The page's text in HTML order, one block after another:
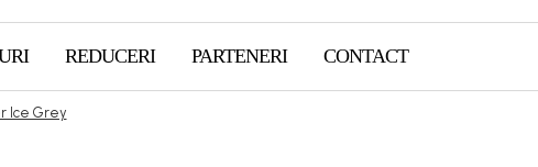
REDUCERI PARTENERI CONTACT
Ice Grey